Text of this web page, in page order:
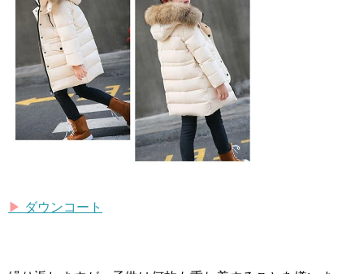
▶︎ ダウンコート